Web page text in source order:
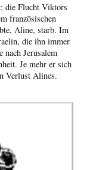
die Flucht Viktors
französischen
Aline, starb. Im
die ihn immer
Jerusalem
Je mehr er sich
Verlust Alines.